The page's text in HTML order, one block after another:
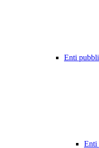
Enti
Enti